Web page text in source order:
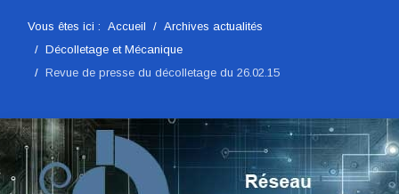
Vous êtes ici : Accueil
Archives actualités
Décolletage et Mécanique
Revue de presse du décolletage du 26.02.15